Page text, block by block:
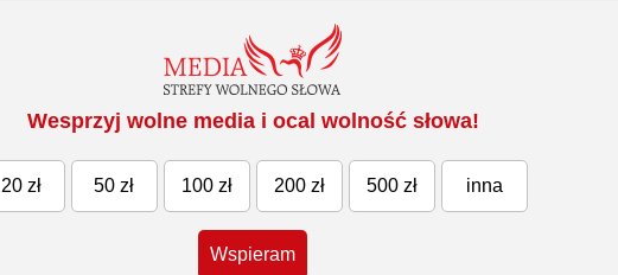
Wesprzyj wolne media i ocal wolność słowa!
20 zł 50 zł 100 zł 200 zł 500 zł inna
Wspieram